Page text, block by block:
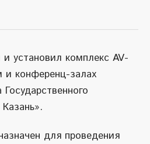
установил комплекс AV-
и конференц-залах
для проведения